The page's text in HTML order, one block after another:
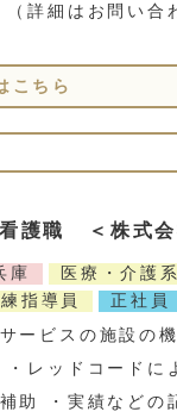
（詳細はお問い
こちら
護職 ＜株式
庫 医療・介護系
指導員
正社員
ービスの施設の
レッドコードに
助 ・実績などの